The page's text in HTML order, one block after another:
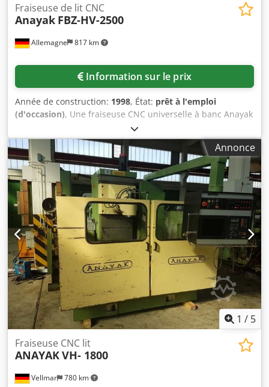
Allemagne 817 km
Fraiseuse de lit CNC
Anayak FBZ-HV-2500
Information sur le prix
Année de construction: 1998, État: prêt à l'emploi
(d'occasion), Une fraiseuse CNC universelle à banc Anayak
est disponible. Courses X/Y/Z : 2500mm/900mm/975mm,
dimensions de la table X/Y : 2900mm/800mm, nez de
broche : ISO50, vitesse de broche : 3000 tr/min, puissance :
22 kW, avance : 6 m/min, avance rapide : 10 m/min,
emplacements d'outils : 30. Dimensions de la machine
X/Y/Z : env. 6000mm/3000mm/3000mm, poids : env. 20 000
kg, commande : Heidenhain TNC 426. Documentation
disponible. Visite sur site possible. Disponible
probablement à partir de septembre 2026. Csdpfxey N Dc
Uj Adterf
Annonce
1 / 5
Vellmar 780 km
Fraiseuse CNC lit
ANAYAKVH- 1800